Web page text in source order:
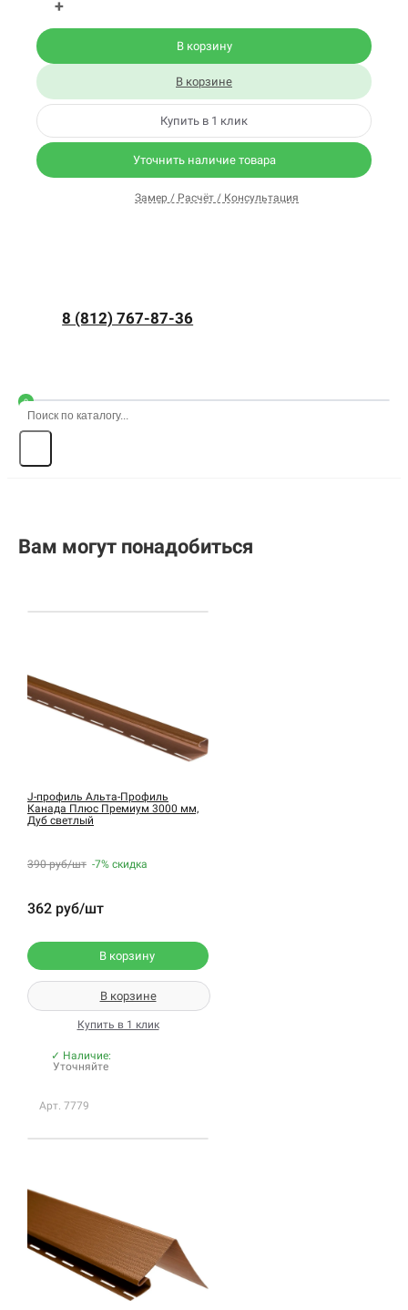
+
В корзину
В корзине
Купить в 1 клик
Уточнить наличие товара
Замер / Расчёт / Консультация
8 (812) 767-87-36
0
Вам могут понадобиться
J-профиль Альта-Профиль
Канада Плюс Премиум 3000 мм,
Дуб светлый
390 руб/шт -7% скидка
362 руб/шт
В корзину
В корзине
Купить в 1 клик
✓ Наличие:
Уточняйте
Арт. 7779